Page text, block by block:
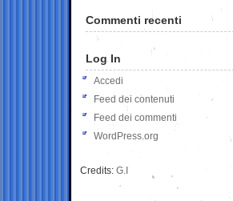
Commenti recenti
Log In
Accedi
Feed dei contenuti
Feed dei commenti
WordPress.org
Credits: G.I